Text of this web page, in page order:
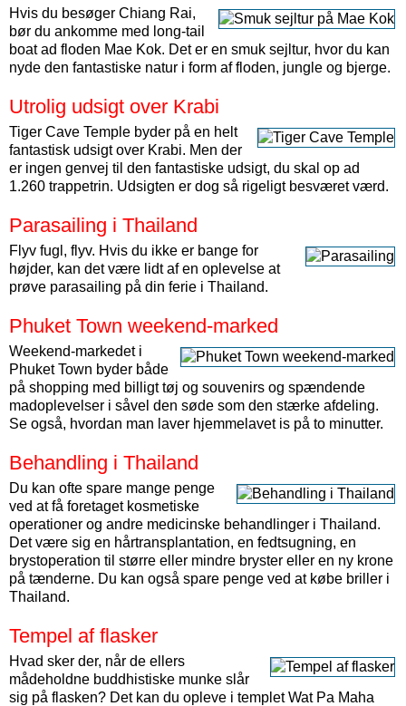
Hvis du besøger Chiang Rai,
bør du ankomme med long-tail
boat ad floden Mae Kok. Det er en smuk sejltur, hvor du kan
nyde den fantastiske natur i form af floden, jungle og bjerge.
Utrolig udsigt over Krabi
Tiger Cave Temple byder på en helt
fantastisk udsigt over Krabi. Men der
er ingen genvej til den fantastiske udsigt, du skal op ad
1.260 trappetrin. Udsigten er dog så rigeligt besværet værd.
Parasailing i Thailand
Flyv fugl, flyv. Hvis du ikke er bange for
højder, kan det være lidt af en oplevelse at
prøve parasailing på din ferie i Thailand.
Phuket Town weekend-marked
Weekend-markedet i
Phuket Town byder både
på shopping med billigt tøj og souvenirs og spændende
madoplevelser i såvel den søde som den stærke afdeling.
Se også, hvordan man laver hjemmelavet is på to minutter.
Behandling i Thailand
Du kan ofte spare mange penge
ved at få foretaget kosmetiske
operationer og andre medicinske behandlinger i Thailand.
Det være sig en hårtransplantation, en fedtsugning, en
brystoperation til større eller mindre bryster eller en ny krone
på tænderne. Du kan også spare penge ved at købe briller i
Thailand.
Tempel af flasker
Hvad sker der, når de ellers
mådeholdne buddhistiske munke slår
sig på flasken? Det kan du opleve i templet Wat Pa Maha